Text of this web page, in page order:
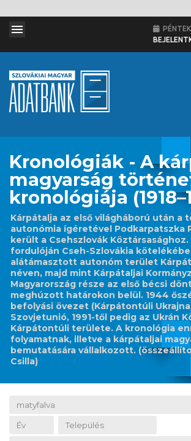
Kronológiák - A
magyarság
kronológiája
Kárpátalja az első világháború után a
autonómia ígéretével Podkarpatszka
került a Csehszlovák Köztársasághoz.
fordulóján Cseh-Szlovákia
alátámasztott autonóm terület
néven, majd mint Kárpátaljai
Magyarország része az első bécsi
meghúzott határokon belül. 1944
befolyási övezet (Kárpátontúli
Szovjetunió, 1991-től pedig az Ukrán
Kárpátontúli területe. A kronológia
folyamatnak, illetve a kárpátaljai
bemutatására vállalkozott.
Csilla)